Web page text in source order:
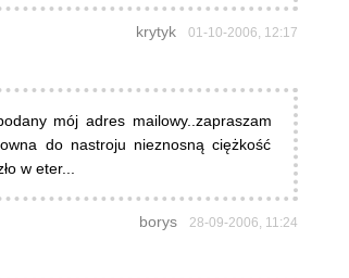
krytyk 01-10-2006, 12:17
mój adres mailowy..zapraszam
do nastroju nieznosną ciężkość
w eter...
borys 28-09-2006, 11:24